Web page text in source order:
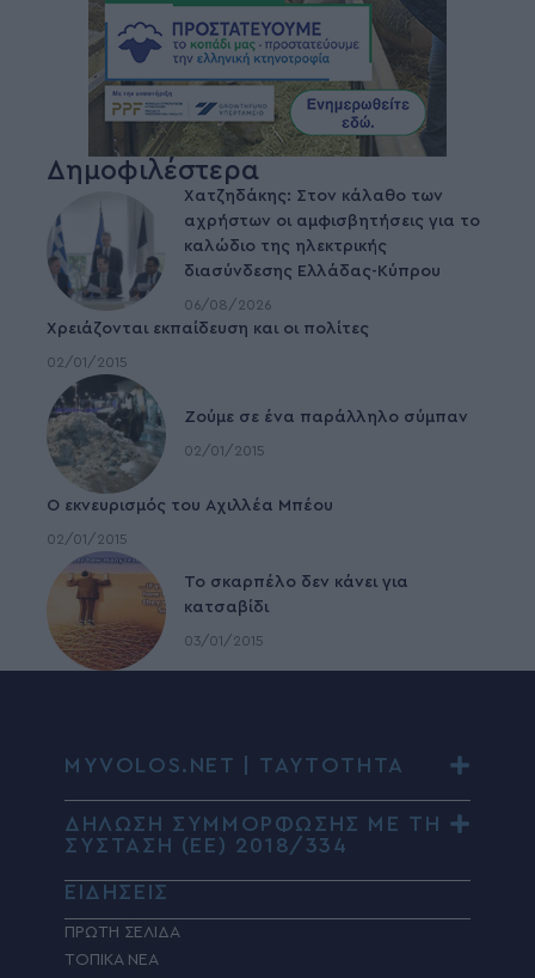
Δημοφιλέστερα
Χατζηδάκης: Στον κάλαθο των
αχρήστων οι αμφισβητήσεις για το
καλώδιο της ηλεκτρικής
διασύνδεσης Ελλάδας-Κύπρου
06/08/2026
Χρειάζονται εκπαίδευση και οι πολίτες
02/01/2015
Ζούμε σε ένα παράλληλο σύμπαν
02/01/2015
Ο εκνευρισμός του Αχιλλέα Μπέου
02/01/2015
To σκαρπέλο δεν κάνει για
κατσαβίδι
03/01/2015
MYVOLOS.NET | ΤΑΥΤΟΤΗΤΑ
ΔΗΛΩΣΗ ΣΥΜΜΟΡΦΩΣΗΣ ΜΕ ΤΗ
ΣΥΣΤΑΣΗ (ΕΕ) 2018/334
ΕΙΔΗΣΕΙΣ
ΠΡΩΤΗ ΣΕΛΙΔΑ
ΤΟΠΙΚΑ ΝΕΑ